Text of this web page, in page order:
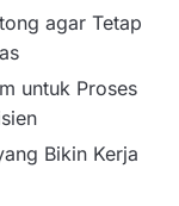
agar Tetap
untuk Proses
Bikin Kerja